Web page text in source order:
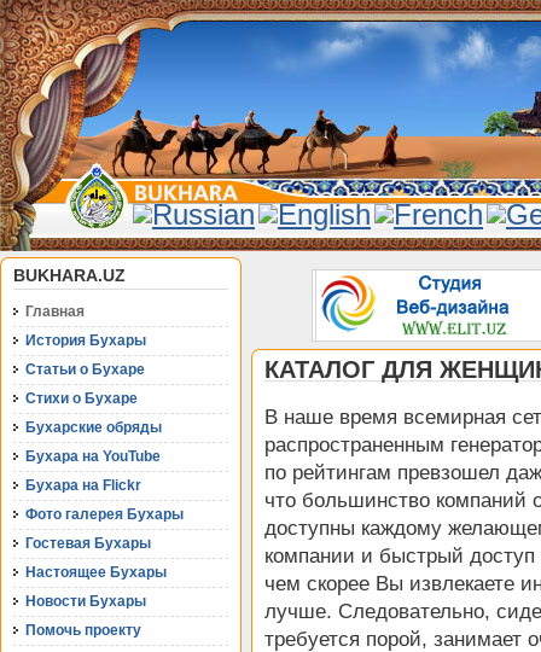
BUKHARA.UZ
Главная
История Бухары
Статьи о Бухаре
Стихи о Бухаре
Бухарские обряды
Бухара на YouTube
Бухара на Flickr
Фото галерея Бухары
Гостевая Бухары
Настоящее Бухары
Новости Бухары
Помочь проекту
КАТАЛОГ ДЛЯ
В наше время всемирная
распространенным
по рейтингам превзошел
что большинство компаний
доступны каждому
компании и быстрый
чем скорее Вы извлекаете
лучше. Следовательно,
требуется порой, занимает